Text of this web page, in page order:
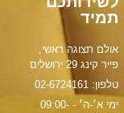
תמיד
אולם תצוגה ראשי,
פייר קינג 29 ירושלים
טלפון: 02-6724161
ימי א׳-ה׳ - 09:00-